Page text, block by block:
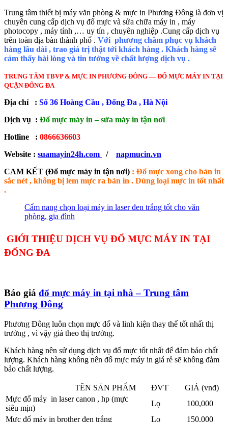
Trung tâm thiết bị máy văn phòng & mực in Phương Đông là đơn vị
chuyên cung cấp dịch vụ đổ mực và sửa chữa máy in , máy
photocopy , máy tính ,… uy tín , chuyên nghiệp .Cung cấp dịch vụ
trên toàn địa bàn thành phố . Với phương châm phục vụ khách
hàng lâu dài , trao giá trị thật tới khách hàng . Khách hàng sẽ
cảm thấy hài lòng và tin tưởng về chất lượng dịch vụ .
TRUNG TÂM TBVP & MỰC IN PHƯƠNG ĐÔNG — ĐỔ MỰC MÁY IN TẠI
QUẬN ĐỐNG ĐA
Địa chỉ : Số 36 Hoàng Cầu , Đống Đa , Hà Nội
Dịch vụ : Đổ mực máy in – sửa máy in tận nơi
Hotline : 0866636603
Website : suamayin24h.com /
napmucin.vn
CAM KẾT (Đổ mực máy in tận nơi) : Đổ mực xong cho bản in
sắc nét , không bị lem mực ra bản in . Dùng loại mực in tốt nhất
.
Cẩm nang chọn loại máy in laser đen trắng tốt cho văn
phòng, gia đình
GIỚI THIỆU DỊCH VỤ ĐỔ MỰC MÁY IN TẠI
ĐỐNG ĐA
Báo giá đổ mực máy in tại nhà – Trung tâm
Phương Đông
Phương Đông luôn chọn mực đổ và linh kiện thay thế tốt nhất thị
trường , vì vậy giá theo thị trường.
Khách hàng nên sử dụng dịch vụ đổ mực tốt nhất để đảm bảo chất
lượng. Khách hàng không nên đổ mực máy in giá rẻ sẽ không đảm
bảo chất lượng.
TÊN SẢN PHẨM ĐVT
GIÁ (vnđ)
Mực đổ máy in laser canon , hp (mực
siêu mịn)
Lọ
100,000
Mực đổ máy in brother đen trắng
Lọ
150,000